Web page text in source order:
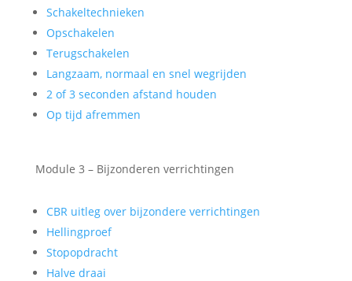
Schakeltechnieken
Opschakelen
Terugschakelen
Langzaam, normaal en snel wegrijden
2 of 3 seconden afstand houden
Op tijd afremmen
Module 3 – Bijzonderen verrichtingen
CBR uitleg over bijzondere verrichtingen
Hellingproef
Stopopdracht
Halve draai